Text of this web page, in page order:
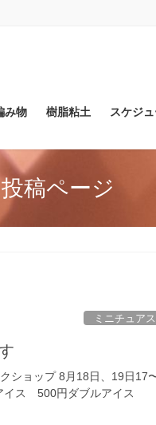
み物 樹脂粘土 スケジ
投稿ページ
ミニチュア
ショップ 8月18日、19日17
アイス 500円ダブルアイス